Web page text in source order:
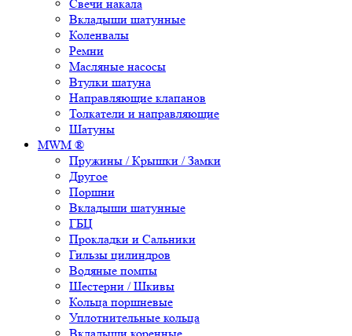
Свечи накала
Вкладыши шатунные
Коленвалы
Ремни
Масляные насосы
Втулки шатуна
Направляющие клапанов
Толкатели и направляющие
Шатуны
MWM ®
Пружины / Крышки / Замки
Другое
Поршни
Вкладыши шатунные
ГБЦ
Прокладки и Сальники
Гильзы цилиндров
Водяные помпы
Шестерни / Шкивы
Кольца поршневые
Уплотнительные кольца